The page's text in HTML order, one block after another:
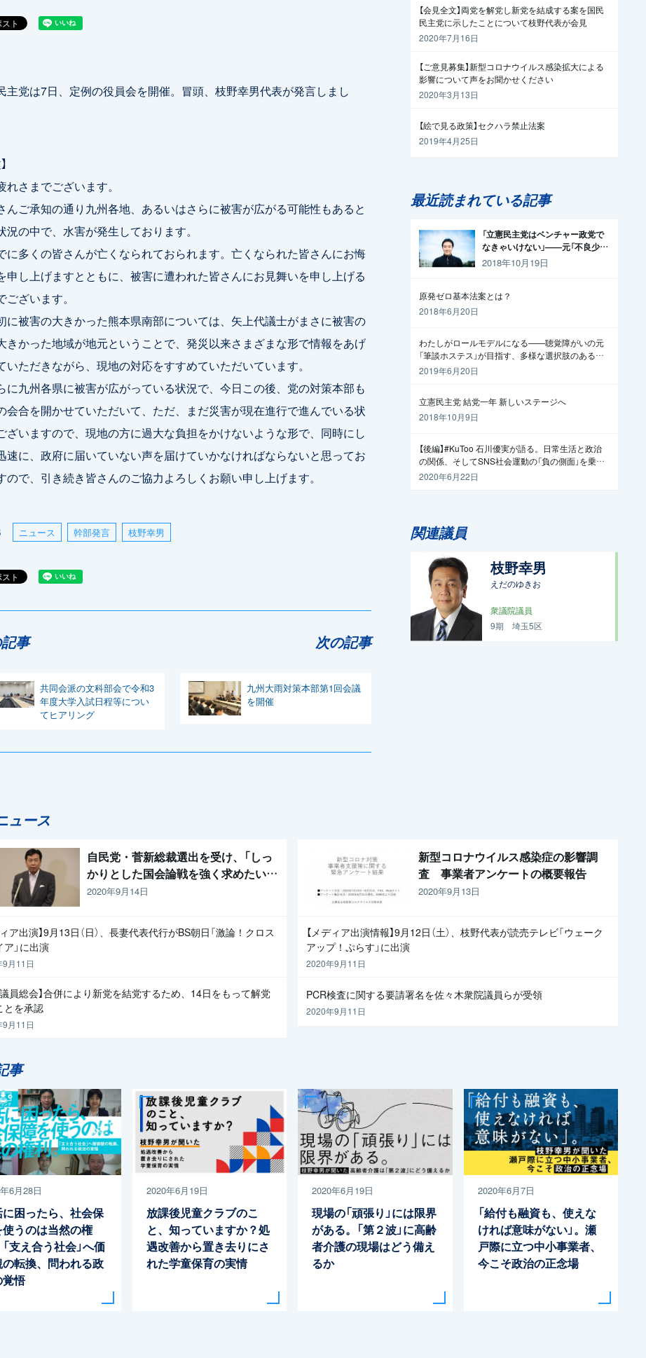
主党は7日、定例の役員会を開催。冒頭、枝野幸男代表が発言しまし
れさまでございます。
んご承知の通り九州各地、あるいはさらに被害が広がる可能性もあると
況の中で、水害が発生しております。
に多くの皆さんが亡くなられておられます。亡くなられた皆さんにお悔
申し上げますとともに、被害に遭われた皆さんにお見舞いを申し上げる
ございます。
に被害の大きかった熊本県南部については、矢上代議士がまさに被害の
きかった地域が地元ということで、発災以来さまざまな形で情報をあげ
いただきながら、現地の対応をすすめていただいています。
に九州各県に被害が広がっている状況で、今日この後、党の対策本部も
会合を開かせていただいて、ただ、まだ災害が現在進行で進んでいる状
ざいますので、現地の方に過大な負担をかけないような形で、同時にし
速に、政府に届いていない声を届けていかなければならないと思ってお
ので、引き続き皆さんのご協力よろしくお願い申し上げます。
ニュース 幹部発言 枝野幸男
事
共同会派の文科部会で令和3
年度大学入試日程等につい
てヒアリング
次の記事
九州大雨対策本部第1回会議
を開催
【会見全文】両党を解党し新党を結成する案を国民
民主党に示したことについて枝野代表が会見
2020年7月16日
【ご意見募集】新型コロナウイルス感染拡大による
影響について声をお聞かせください
2020年3月13日
【絵で見る政策】セクハラ禁止法案
2019年4月25日
最近読まれている記事
「立憲民主党はベンチャー政党で
なきゃいけない」——元「不良少
年」の起業家が政治家になった理
2018年10月19日
原発ゼロ基本法案とは？
2018年6月20日
わたしがロールモデルになる——聴覚障がいの元
「筆談ホステス」が目指す、多様な選択肢のある社
会
2019年6月20日
立憲民主党 結党一年 新しいステージへ
2018年10月9日
【後編】#KuToo 石川優実が語る。日常生活と政治
の関係、そしてSNS社会運動の「負の側面」を乗り
越えるには
2020年6月22日
関連議員
枝野幸男
えだのゆきお
衆議院議員
9期埼玉5区
ュース
自民党・菅新総裁選出を受け、「しっ
かりとした国会論戦を強く求めたい」
と枝野代表
2020年9月14日
ィア出演】9月13日（日）、長妻代表代行がBS朝日「激論！クロス
ア」に出演
月11日
議員総会】合併により新党を結党するため、14日をもって解党
とを承認
月11日
新型コロナウイルス感染症の影響調
査 事業者アンケートの概要報告
2020年9月13日
【メディア出演情報】9月12日（土）、枝野代表が読売テレビ「ウェーク
アップ！ぷらす」に出演
2020年9月11日
PCR検査に関する要請署名を佐々木衆院議員らが受領
2020年9月11日
事
6月28日
困ったら、社会保
うのは当然の権
支え合う社会」へ価
転換、問われる政
悟
2020年6月19日
放課後児童クラブのこ
と、知っていますか？処
遇改善から置き去りにさ
れた学童保育の実情
2020年6月19日
現場の「頑張り」には限界
がある。「第２波」に高齢
者介護の現場はどう備え
るか
2020年6月7日
「給付も融資も、使えな
ければ意味がない」。瀬
戸際に立つ中小事業者、
今こそ政治の正念場